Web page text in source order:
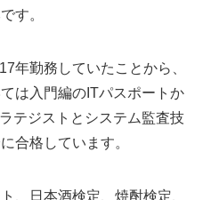
す。
年勤務していたことから、
は入門編のITパスポートか
テジストとシステム監査技
合格しています。
、日本酒検定、焼酎検定、